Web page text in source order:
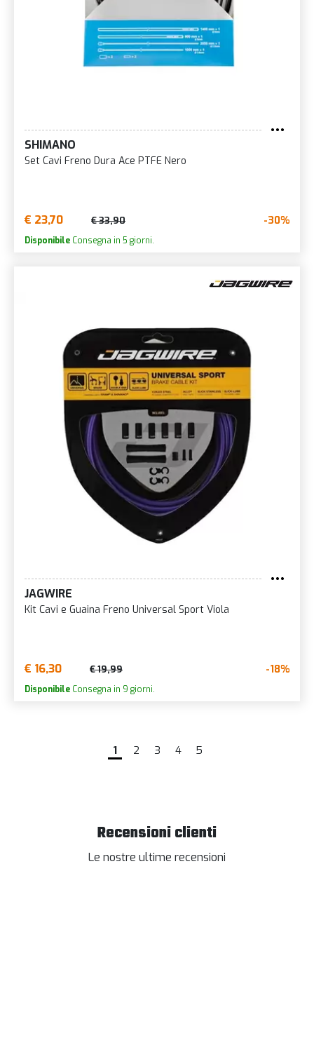
SHIMANO
Set Cavi Freno Dura Ace PTFE Nero
€ 23,70 € 33,90 -30%
Disponibile Consegna in 5 giorni.
JAGWIRE
Kit Cavi e Guaina Freno Universal Sport Viola
€ 16,30 € 19,99 -18%
Disponibile Consegna in 9 giorni.
1 2 3 4 5
Recensioni clienti
Le nostre ultime recensioni